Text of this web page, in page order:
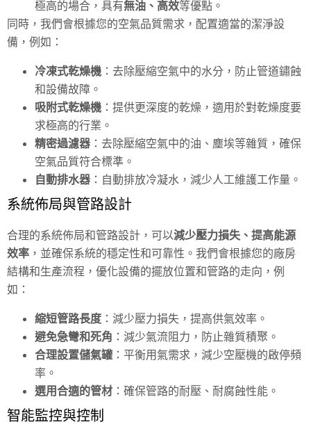
極高的場合，具有無油、高效等優點。
同時，我們會根據您的空氣品質需求，配置適當的潔淨設
備，例如：
冷凍式乾燥機 ：去除壓縮空氣中的水分，防止管道鏽蝕
和設備故障。
吸附式乾燥機 ：提供更深度的乾燥，適用於對乾燥度要
求極高的行業。
精密過濾器 ：去除壓縮空氣中的油、塵埃等雜質，確保
空氣品質符合標準。
自動排水器 ：自動排放冷凝水，減少人工維護工作量。
系統佈局與管路設計
合理的系統佈局和管路設計，可以減少壓力損失、提高能源
效率 ，並確保系統的穩定性和可靠性。我們會根據您的廠房
結構和生產流程，優化設備的擺放位置和管路的走向，例
如：
縮短管路長度 ：減少壓力損失，提高供氣效率。
避免急彎和死角 ：減少氣流阻力，防止雜質積聚。
合理設置儲氣罐 ：平衡用氣需求，減少空壓機的啟停頻
率。
選用合適的管材 ：確保管路的耐壓、耐腐蝕性能。
智能監控與控制